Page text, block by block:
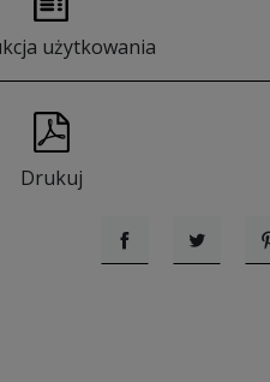
użytkowania
Drukuj
UdostępnijTweetuj